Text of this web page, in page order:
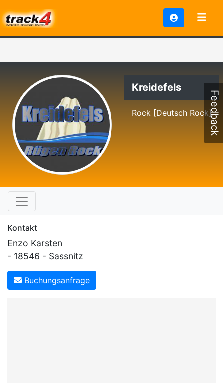
Kreidefels
Rock [Deutsch Rock]
Kontakt
Enzo Karsten
- 18546 - Sassnitz
Buchungsanfrage
Feedback